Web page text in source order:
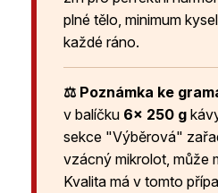
plné tělo, minimum
každé ráno.
⚖️ Poznámka ke
v balíčku 6× 250 g
sekce "Výběrová"
vzácný mikrolot, může
Kvalita má v tomto